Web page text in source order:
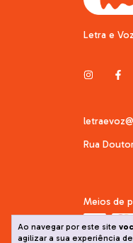
Ao navegar por este site
agilizar a sua experiência
Letra e
Rua
Meios de